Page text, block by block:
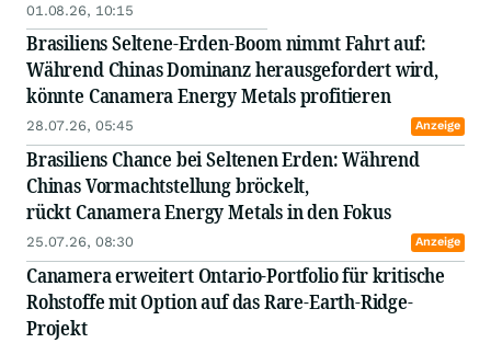
01.08.26, 10:15
Brasiliens Seltene-Erden-Boom nimmt Fahrt auf:
Während Chinas Dominanz herausgefordert wird,
könnte Canamera Energy Metals profitieren
28.07.26, 05:45 Anzeige
Brasiliens Chance bei Seltenen Erden: Während
Chinas Vormachtstellung bröckelt,
rückt Canamera Energy Metals in den Fokus
25.07.26, 08:30 Anzeige
Canamera erweitert Ontario-Portfolio für kritische
Rohstoffe mit Option auf das Rare-Earth-Ridge-
Projekt